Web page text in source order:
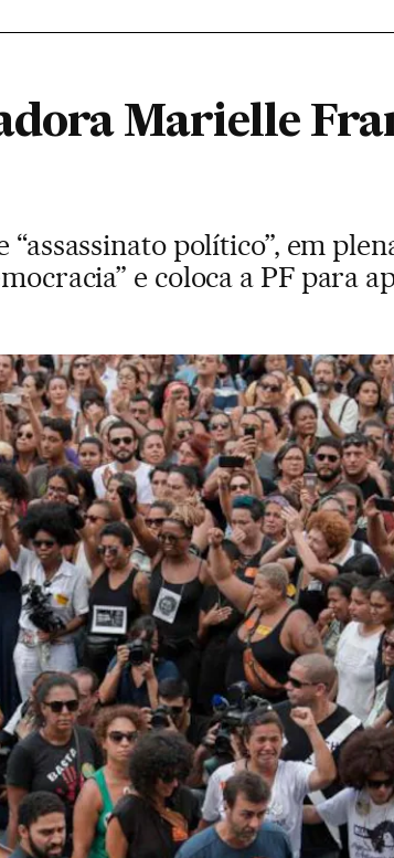
Marielle
político”, em
e coloca a PF para